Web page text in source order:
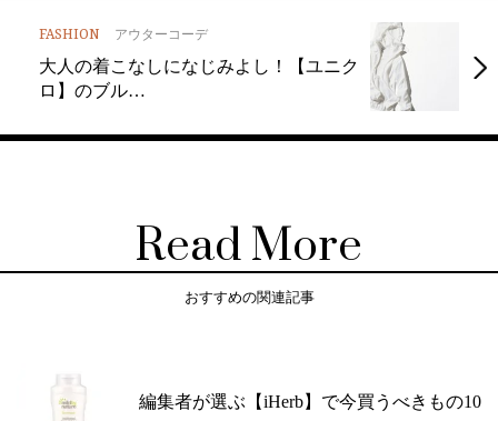
FASHION アウターコーデ
大人の着こなしになじみよし！【ユニク
ロ】のブル…
Read More
おすすめの関連記事
編集者が選ぶ【iHerb】で今買うべきもの10